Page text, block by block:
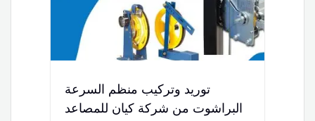
توريد وتركيب منظم السرعة
البراشوت من شركة كيان للمصاعد